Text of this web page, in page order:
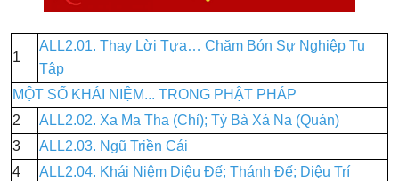
1
ALL2.01. Thay Lời Tựa… Chăm Bón Sự Nghiệp Tu
Tập
MỘT SỐ KHÁI NIỆM... TRONG PHẬT PHÁP
2
ALL2.02. Xa Ma Tha (Chỉ); Tỳ Bà Xá Na (Quán)
3
ALL2.03. Ngũ Triền Cái
4
ALL2.04. Khái Niệm Diệu Đế; Thánh Đế; Diệu Trí